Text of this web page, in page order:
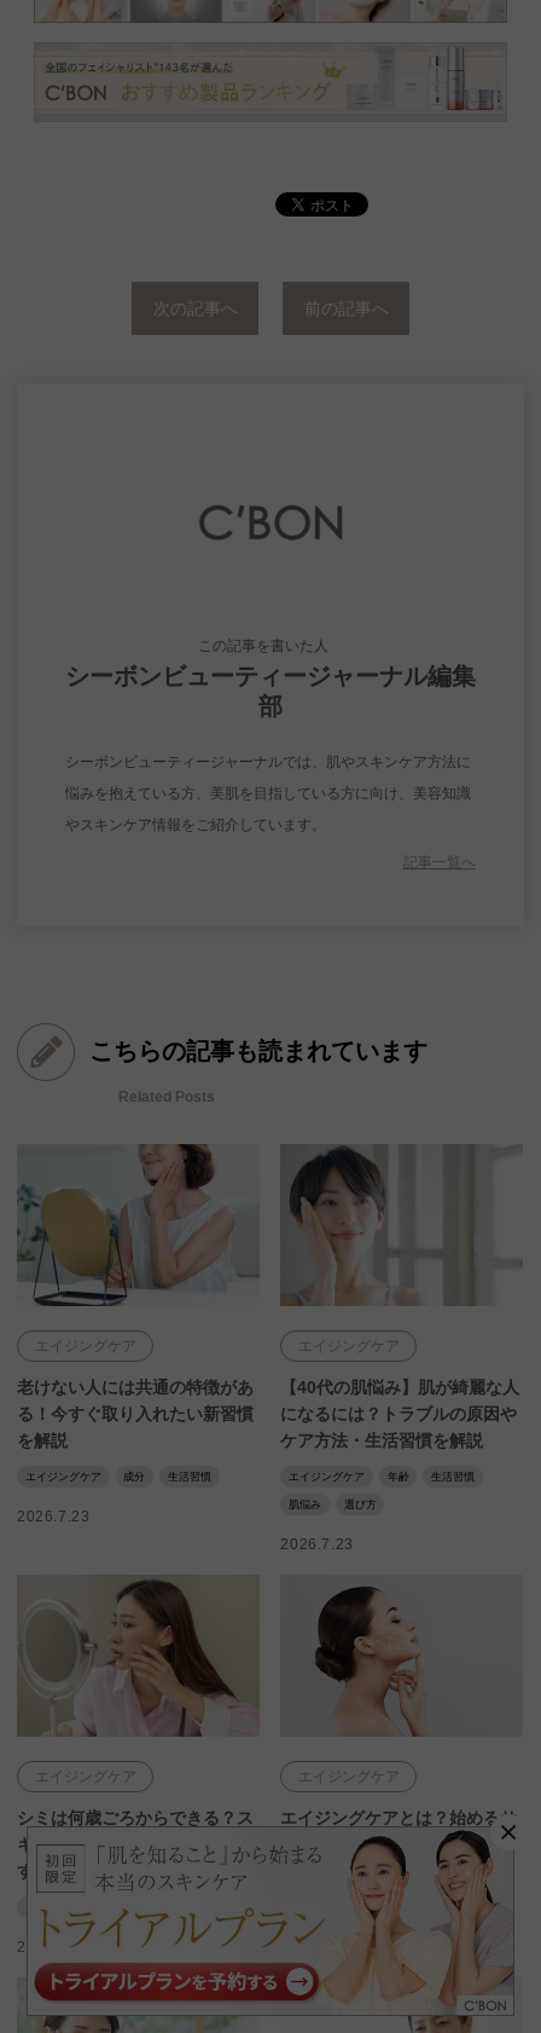
次の記事へ 前の記事へ
この記事を書いた人
シーボンビューティージャーナル編集
部
シーボンビューティージャーナルでは、肌やスキンケア方法に
悩みを抱えている方、美肌を目指している方に向け、美容知識
やスキンケア情報をご紹介しています。
記事一覧へ
こちらの記事も読まれています
Related Posts
エイジングケア
老けない人には共通の特徴があ
る！今すぐ取り入れたい新習慣
を解説
エイジングケア 成分 生活習慣
2026.7.23
エイジングケア
【40代の肌悩み】肌が綺麗な人
になるには？トラブルの原因や
ケア方法・生活習慣を解説
エイジングケア 年齢 生活習慣
肌悩み 選び方
2026.7.23
エイジングケア
シミは何歳ごろからできる？ス
キンケア・生活習慣の対策は今
すぐ始めよう！
シミ
2026.7.23
エイジングケア
エイジングケアとは？始めるサ
インや適切なケア方法を解説
エイジングケア タイミング
2026.5.22